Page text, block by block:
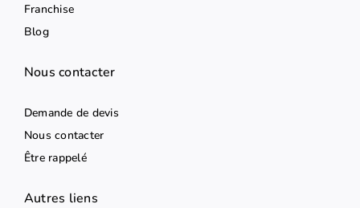
Franchise
Blog
Nous contacter
Demande de devis
Nous contacter
Être rappelé
Autres liens